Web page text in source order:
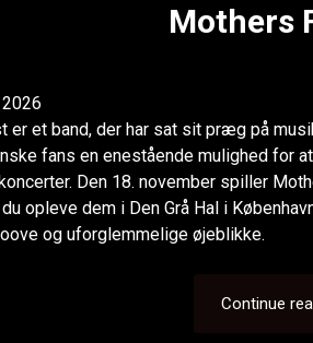
Mothers
er et band, der har sat sit præg på
fans en enestående mulighed for
Den 18. november spiller
opleve dem i Den Grå Hal i
og uforglemmelige øjeblikke.
Continue